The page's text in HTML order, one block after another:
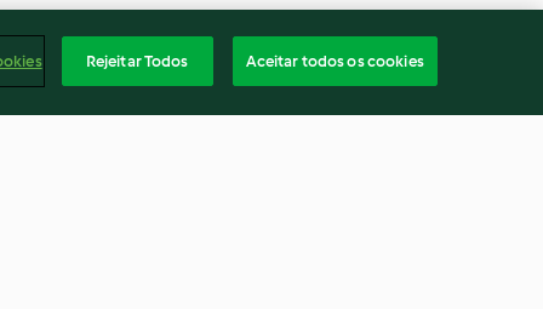
Rejeitar Todos Aceitar todos os cookies